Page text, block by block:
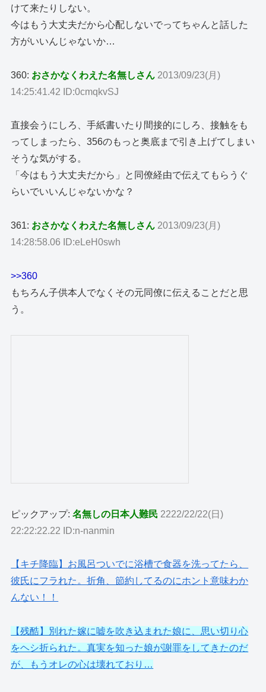
けて来たりしない。
今はもう大丈夫だから心配しないでってちゃんと話した
方がいいんじゃないか…
360: おさかなくわえた名無しさん 2013/09/23(月)
14:25:41.42 ID:0cmqkvSJ
直接会うにしろ、手紙書いたり間接的にしろ、接触をも
ってしまったら、356のもっと奥底まで引き上げてしまい
そうな気がする。
「今はもう大丈夫だから」と同僚経由で伝えてもらうぐ
らいでいいんじゃないかな？
361: おさかなくわえた名無しさん 2013/09/23(月)
14:28:58.06 ID:eLeH0swh
>>360
もちろん子供本人でなくその元同僚に伝えることだと思
う。
ピックアップ:名無しの日本人難民 2222/22/22(日)
22:22:22.22 ID:n-nanmin
【キチ降臨】お風呂ついでに浴槽で食器を洗ってたら、
彼氏にフラれた。折角、節約してるのにホント意味わか
んない！！
【残酷】別れた嫁に嘘を吹き込まれた娘に、思い切り心
をヘシ折られた。真実を知った娘が謝罪をしてきたのだ
が、もうオレの心は壊れており…